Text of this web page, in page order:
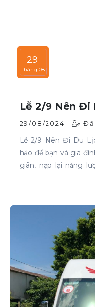
29
Tháng 08
Lễ 2/9 Nên Đi
29/08/2024 |
Lễ 2/9 Nên Đi Du
hảo để bạn và gia
giãn, nạp lại năng